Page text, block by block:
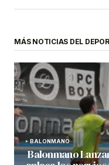
MÁS NOTICIAS DEL
BALONMANO
Balonmano